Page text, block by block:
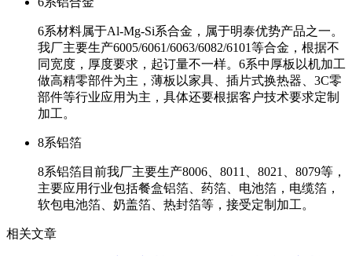
6系材料属于Al-Mg-Si系合金，属于明泰优势产品之一。
我厂主要生产6005/6061/6063/6082/6101等合金，根据不
同宽度，厚度要求，起订量不一样。6系中厚板以机加工
做高精零部件为主，薄板以家具、插片式换热器、3C零
部件等行业应用为主，具体还要根据客户技术要求定制
加工。
8系铝箔
8系铝箔目前我厂主要生产8006、8011、8021、8079等，
主要应用行业包括餐盒铝箔、药箔、电池箔，电缆箔，
软包电池箔、奶盖箔、热封箔等，接受定制加工。
相关文章